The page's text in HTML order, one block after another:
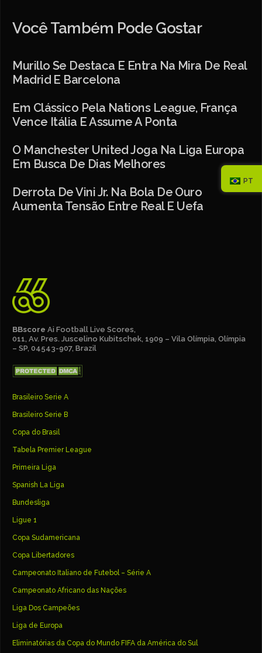
Você Também Pode Gostar
Murillo Se Destaca E Entra Na Mira De Real
Madrid E Barcelona
Em Clássico Pela Nations League, França
Vence Itália E Assume A Ponta
O Manchester United Joga Na Liga Europa
Em Busca De Dias Melhores
Derrota De Vini Jr. Na Bola De Ouro
Aumenta Tensão Entre Real E Uefa
BBscore Ai Football Live Scores,
011, Av. Pres. Juscelino Kubitschek, 1909 – Vila Olímpia, Olímpia
– SP, 04543-907, Brazil
Brasileiro Serie A
Brasileiro Serie B
Copa do Brasil
Tabela Premier League
Primeira Liga
Spanish La Liga
Bundesliga
Ligue 1
Copa Sudamericana
Copa Libertadores
Campeonato Italiano de Futebol – Série A
Campeonato Africano das Nações
Liga Dos Campeões
Liga de Europa
Eliminatórias da Copa do Mundo FIFA da América do Sul
PT